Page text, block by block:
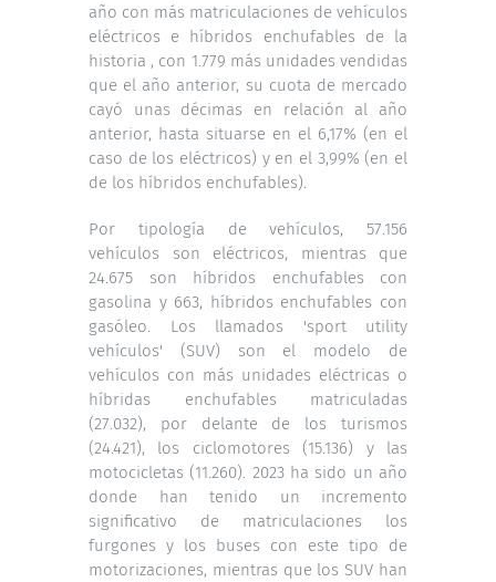
año con más matriculaciones de vehículos
eléctricos e híbridos enchufables de la
historia , con 1.779 más unidades vendidas
que el año anterior, su cuota de mercado
cayó unas décimas en relación al año
anterior, hasta situarse en el 6,17% (en el
caso de los eléctricos) y en el 3,99% (en el
de los híbridos enchufables).
Por tipología de vehículos, 57.156
vehículos son eléctricos, mientras que
24.675 son híbridos enchufables con
gasolina y 663, híbridos enchufables con
gasóleo. Los llamados 'sport utility
vehículos' (SUV) son el modelo de
vehículos con más unidades eléctricas o
híbridas enchufables matriculadas
(27.032), por delante de los turismos
(24.421), los ciclomotores (15.136) y las
motocicletas (11.260). 2023 ha sido un año
donde han tenido un incremento
significativo de matriculaciones los
furgones y los buses con este tipo de
motorizaciones, mientras que los SUV han